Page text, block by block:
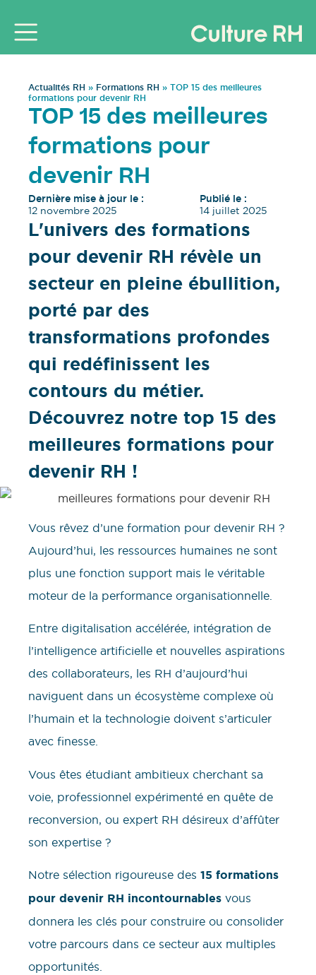
Actualités RH » Formations RH » TOP 15 des meilleures
formations pour devenir RH
TOP 15 des meilleures
formations pour
devenir RH
Dernière mise à jour le :
12 novembre 2025
Publié le :
14 juillet 2025
L'univers des formations
pour devenir RH révèle un
secteur en pleine ébullition,
porté par des
transformations profondes
qui redéfinissent les
contours du métier.
Découvrez notre top 15 des
meilleures formations pour
devenir RH !
Vous rêvez d’une formation pour devenir RH ?
Aujourd’hui, les ressources humaines ne sont
plus une fonction support mais le véritable
moteur de la performance organisationnelle.
Entre digitalisation accélérée, intégration de
l’intelligence artificielle et nouvelles aspirations
des collaborateurs, les RH d’aujourd’hui
naviguent dans un écosystème complexe où
l’humain et la technologie doivent s’articuler
avec finesse.
Vous êtes étudiant ambitieux cherchant sa
voie, professionnel expérimenté en quête de
reconversion, ou expert RH désireux d’affûter
son expertise ?
Notre sélection rigoureuse des 15 formations
pour devenir RH incontournables vous
donnera les clés pour construire ou consolider
votre parcours dans ce secteur aux multiples
opportunités.